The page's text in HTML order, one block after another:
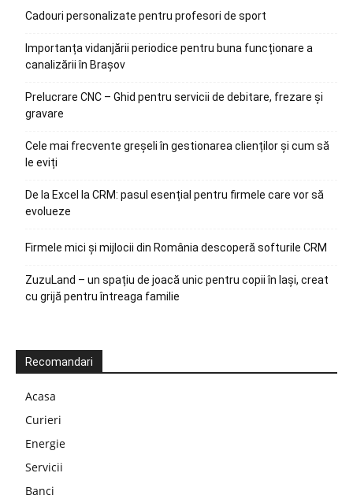
Cadouri personalizate pentru profesori de sport
Importanța vidanjării periodice pentru buna funcționare a
canalizării în Brașov
Prelucrare CNC – Ghid pentru servicii de debitare, frezare și
gravare
Cele mai frecvente greșeli în gestionarea clienților și cum să
le eviți
De la Excel la CRM: pasul esențial pentru firmele care vor să
evolueze
Firmele mici și mijlocii din România descoperă softurile CRM
ZuzuLand – un spațiu de joacă unic pentru copii în Iași, creat
cu grijă pentru întreaga familie
Recomandari
Acasa
Curieri
Energie
Servicii
Banci